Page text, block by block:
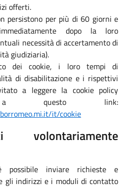
offerti.
persistono per più di 60 giorni e
dopo la loro
necessità di accertamento di
giudiziaria).
dei cookie, i loro tempi di
di disabilitazione e i rispettivi
a leggere la cookie policy
a questo link:
it/cookie
inviare richieste e
gli indirizzi e i moduli di contatto